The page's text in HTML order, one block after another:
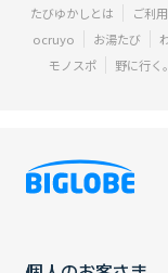
たびゆかしとは ご利
ocruyo
お湯たび
モノスポ
野に行く。